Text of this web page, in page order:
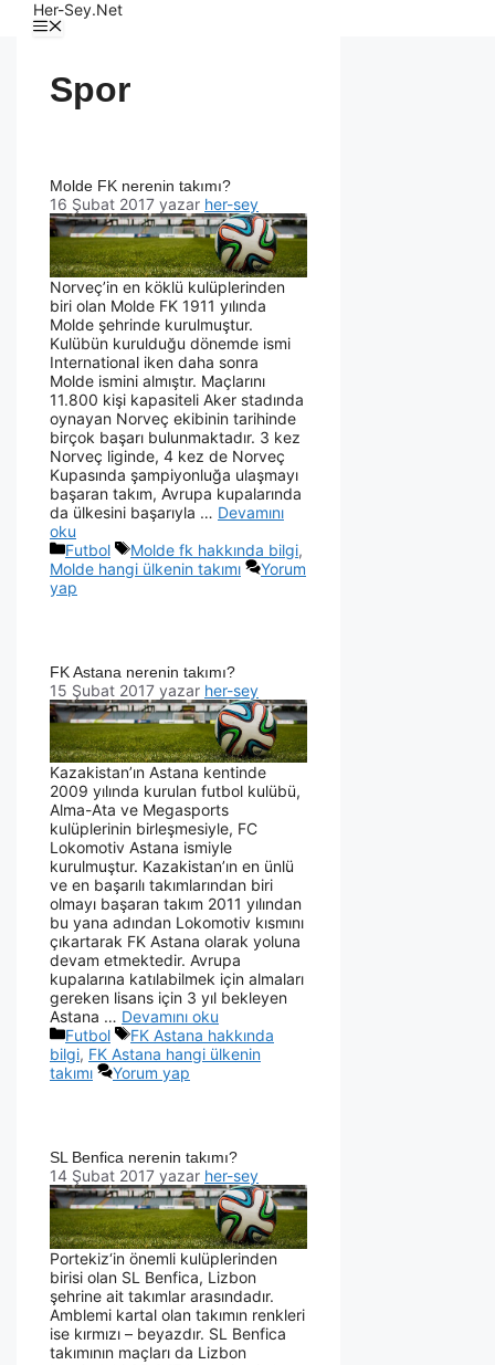
Her-Sey.Net
Spor
Molde FK nerenin takımı?
16 Şubat 2017 yazar her-sey
Norveç’in en köklü kulüplerinden
biri olan Molde FK 1911 yılında
Molde şehrinde kurulmuştur.
Kulübün kurulduğu dönemde ismi
International iken daha sonra
Molde ismini almıştır. Maçlarını
11.800 kişi kapasiteli Aker stadında
oynayan Norveç ekibinin tarihinde
birçok başarı bulunmaktadır. 3 kez
Norveç liginde, 4 kez de Norveç
Kupasında şampiyonluğa ulaşmayı
başaran takım, Avrupa kupalarında
da ülkesini başarıyla … Devamını
oku
Futbol
Molde fk hakkında bilgi,
Molde hangi ülkenin takımı
Yorum
yap
FK Astana nerenin takımı?
15 Şubat 2017 yazar her-sey
Kazakistan’ın Astana kentinde
2009 yılında kurulan futbol kulübü,
Alma-Ata ve Megasports
kulüplerinin birleşmesiyle, FC
Lokomotiv Astana ismiyle
kurulmuştur. Kazakistan’ın en ünlü
ve en başarılı takımlarından biri
olmayı başaran takım 2011 yılından
bu yana adından Lokomotiv kısmını
çıkartarak FK Astana olarak yoluna
devam etmektedir. Avrupa
kupalarına katılabilmek için almaları
gereken lisans için 3 yıl bekleyen
Astana … Devamını oku
Futbol
FK Astana hakkında
bilgi, FK Astana hangi ülkenin
takımı
Yorum yap
SL Benfica nerenin takımı?
14 Şubat 2017 yazar her-sey
Portekiz‘in önemli kulüplerinden
birisi olan SL Benfica, Lizbon
şehrine ait takımlar arasındadır.
Amblemi kartal olan takımın renkleri
ise kırmızı – beyazdır. SL Benfica
takımının maçları da Lizbon